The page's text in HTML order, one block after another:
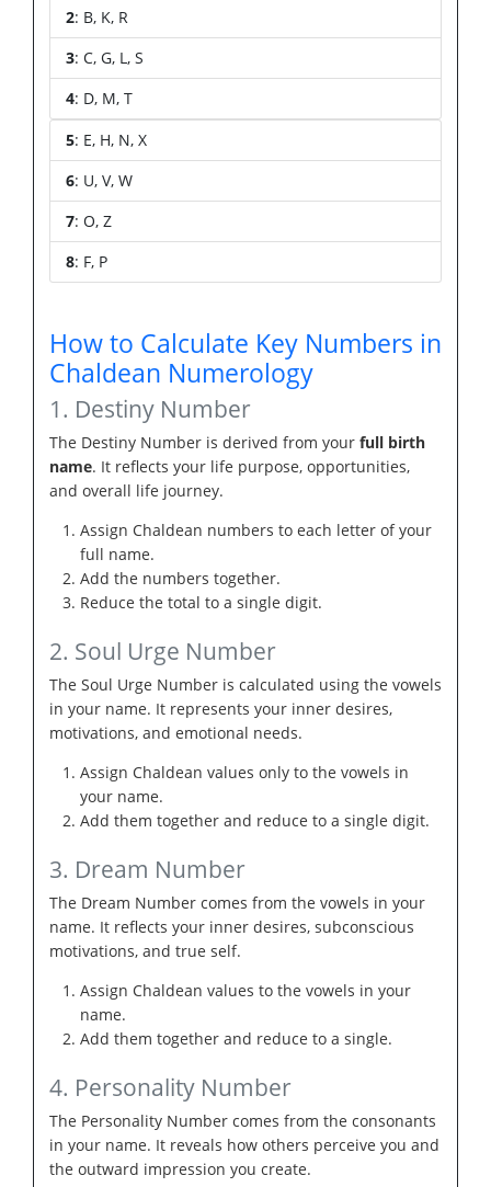
2: B, K, R
3: C, G, L, S
4: D, M, T
5: E, H, N, X
6: U, V, W
7: O, Z
8: F, P
How to Calculate Key Numbers in
Chaldean Numerology
1. Destiny Number
The Destiny Number is derived from your full birth
name. It reflects your life purpose, opportunities,
and overall life journey.
Assign Chaldean numbers to each letter of your
full name.
Add the numbers together.
Reduce the total to a single digit.
2. Soul Urge Number
The Soul Urge Number is calculated using the vowels
in your name. It represents your inner desires,
motivations, and emotional needs.
Assign Chaldean values only to the vowels in
your name.
Add them together and reduce to a single digit.
3. Dream Number
The Dream Number comes from the vowels in your
name. It reflects your inner desires, subconscious
motivations, and true self.
Assign Chaldean values to the vowels in your
name.
Add them together and reduce to a single.
4. Personality Number
The Personality Number comes from the consonants
in your name. It reveals how others perceive you and
the outward impression you create.